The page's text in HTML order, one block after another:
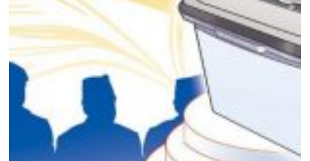
खेल
प्रविधि
भिडियो